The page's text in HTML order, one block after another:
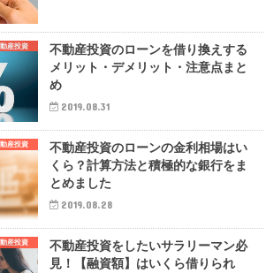
産投資
不動産投資のローンを借り換えする
メリット・デメリット・注意点まと
め
2019.08.31
産投資
不動産投資のローンの金利相場はい
くら？計算方法と積極的な銀行をま
とめました
2019.08.28
産投資
不動産投資をしたいサラリーマン必
見！【融資額】はいくら借りられ